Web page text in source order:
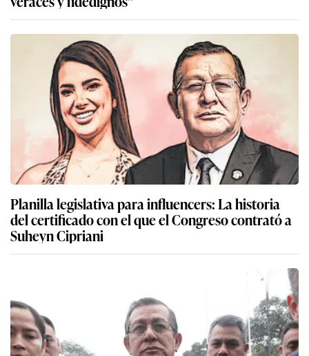
Planilla legislativa para influencers: La historia
del certificado con el que el Congreso contrató a
Suheyn Cipriani